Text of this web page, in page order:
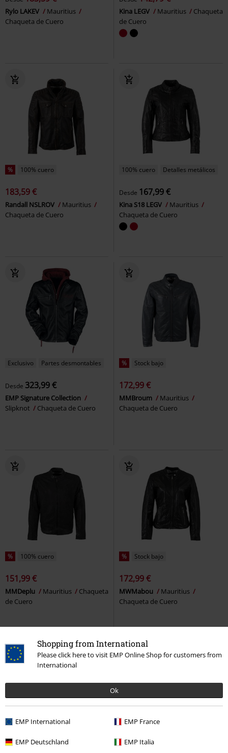
Shopping from International
Please click here to visit EMP Online Shop for customers from
International
Ok
EMP International EMP France
EMP Deutschland EMP Italia
Rylo LAKEV
Mauritius
Chaqueta de Cuero
Kina LEGV Mauritius
Chaqueta
de Cuero
% 100% cuero
183,59 €
Randall NSLROV
Mauritius
Chaqueta de Cuero
100% cuero Detalles metálicos
Desde 167,99 €
Kina S18 LEGV
Mauritius
Chaqueta de Cuero
Exclusivo Partes desmontables
Desde 323,99 €
EMP Signature Collection
Slipknot
Chaqueta de Cuero
% Stock bajo
172,99 €
MMBroum
Mauritius
Chaqueta de Cuero
% 100% cuero
151,99 €
MMDeplu Mauritius
Chaqueta
de Cuero
% Stock bajo
172,99 €
MWMabou
Mauritius
Chaqueta de Cuero